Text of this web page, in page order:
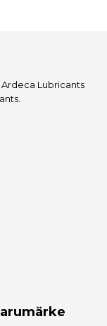
Ardeca Lubricants